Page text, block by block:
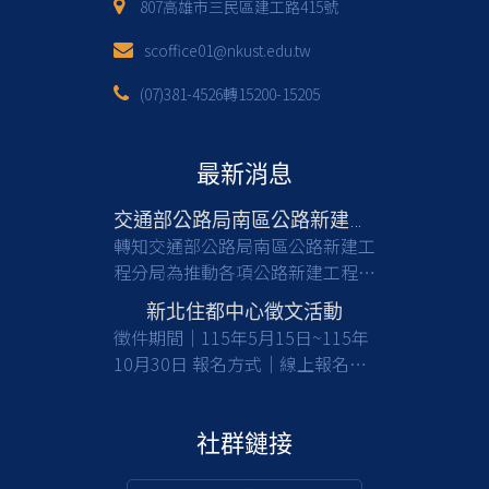
807高雄市三民區建工路415號
scoffice01@nkust.edu.tw
(07)381-4526轉15200-15205
最新消息
轉知交通部公路局南區公路新建工
程分局為推動各項公路新建工程，
亟需具備土木工程等相關專業背景
之人才加入，共同提升公共工程品
質與建設效能，請有意從事公部門
工程建設工作之應屆畢業生及校友
(含相關職缺資訊)1份，請於截止
日前(115/8/17)，至行政院人事行
政總處事求人機關徵才系統
新北住都中心徵文活動
徵件期間｜115年5月15日~115年
10月30日 報名方式｜線上報名及
社群鏈接